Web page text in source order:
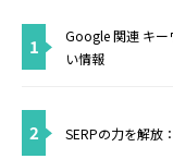
1
Google 関連 キー
い情報
2 SERPの力を解放